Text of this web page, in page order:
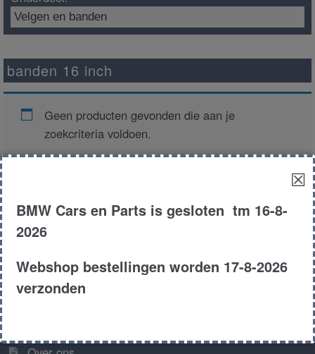
banden 16 inch
Geen producten gevonden die aan je
zoekcriteria voldoen.
Algemene voorwaarden
☒
BMW Cars en Parts is gesloten tm 16-8-
2026
Webshop bestellingen worden 17-8-2026
verzonden